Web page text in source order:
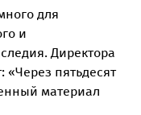
для
и
Директора
«Через пятьдесят
материал